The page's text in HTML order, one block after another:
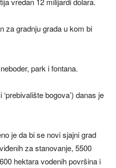
za gradnju grada u kom bi
park i fontana.
bogova’) danas je
je da bi se novi sjajni grad
za stanovanje, 5500
hektara vodenih površina i